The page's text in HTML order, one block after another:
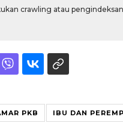
crawling atau
PKB IBU DAN